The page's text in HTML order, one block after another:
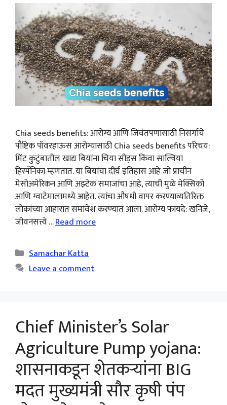
Chia seeds benefits: आरोग्य आणि जिवंतपणासाठी निसर्गाचे
पौष्टिक पॉवरहाऊस आरोग्यासाठी Chia seeds benefits परिचय:
मिंट कुटुंबातील खाद्य बियांना चिया सीड्स किंवा साल्विया
हिस्पॅनिका म्हणतात. या बियांचा दीर्घ इतिहास आहे जो प्राचीन
मेसोअमेरिकन आणि अझ्टेक समाजांचा आहे, त्याची मुळे मेक्सिको
आणि ग्वाटेमालामध्ये आहेत. त्यांचा औषधी वापर करण्याव्यतिरिक्त
लोकांच्या आहारात समावेश करण्यात आला. आरोग्य फायदे: खनिजे,
जीवनसत्त्वे …Read more
Categories
Samachar Katta
Leave a comment
Chief Minister’s Solar
Agriculture Pump yojana:
शासनाकडून शेतकऱ्यांना BIG
मदत मुख्यमंत्री सौर कृषी पंप